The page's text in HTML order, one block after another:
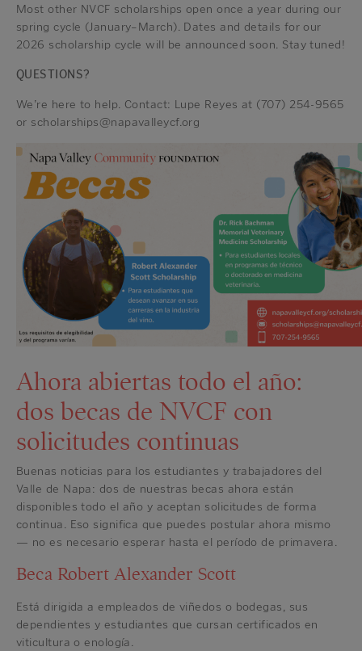
Most other NVCF scholarships open once a year during our
spring cycle (January–March). Dates and details for our
2026 scholarship cycle will be announced soon. Stay tuned!
QUESTIONS?
We’re here to help. Contact: Lupe Reyes at (707) 254-9565
or scholarships@napavalleycf.org
Ahora abiertas todo el año:
dos becas de NVCF con
solicitudes continuas
Buenas noticias para los estudiantes y trabajadores del
Valle de Napa: dos de nuestras becas ahora están
disponibles todo el año y aceptan solicitudes de forma
continua. Eso significa que puedes postular ahora mismo
— no es necesario esperar hasta el período de primavera.
Beca Robert Alexander Scott
Está dirigida a empleados de viñedos o bodegas, sus
dependientes y estudiantes que cursan certificados en
viticultura o enología.